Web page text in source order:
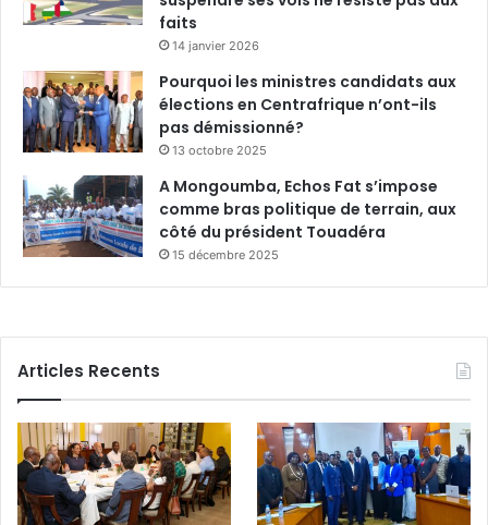
faits
14 janvier 2026
Pourquoi les ministres candidats aux
élections en Centrafrique n’ont-ils
pas démissionné?
13 octobre 2025
A Mongoumba, Echos Fat s’impose
comme bras politique de terrain, aux
côté du président Touadéra
15 décembre 2025
Articles Recents